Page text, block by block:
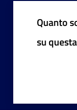
Quanto
su